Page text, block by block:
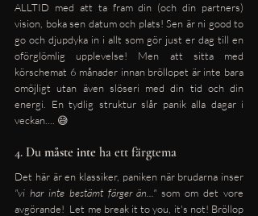
ALLTID med att ta fram din (och din partners)
vision, boka sen datum och plats! Sen är ni good to
go och djupdyka in i allt som gör just er dag till en
oförglömlig upplevelse! Men att sitta med
körschemat 6 månader innan bröllopet är inte bara
omöjligt utan även slöseri med din tid och din
energi. En tydlig struktur slår panik alla dagar i
veckan.... 😅
4. Du måste inte ha ett färgtema
"vi har inte bestämt färger än..." som om det vore
avgörande!  Let me break it to you, it's not! Bröllop